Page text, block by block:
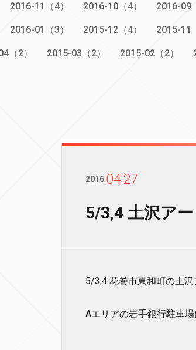
2016-11（4） 2016-10（4） 2016-09
2016-01（3） 2015-12（4） 2015-11
（2） 2015-03（2） 2015-02（2）
2016 0427
5/3,4 土沢ア
5/3,4 花巻市東和町の土沢
Aエリアの岩手銀行駐車